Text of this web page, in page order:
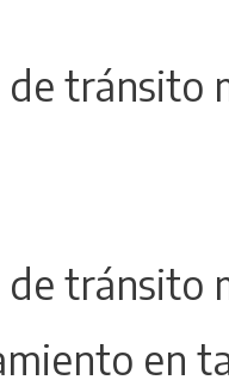
de tránsito
de tránsito
en